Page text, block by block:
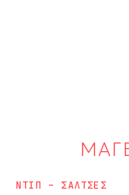
ΝΤΙΠ – ΣΑΛΤΣΕΣ